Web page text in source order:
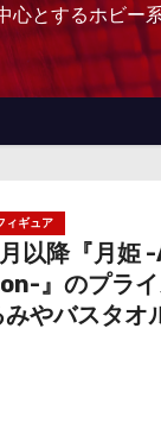
心とするホビー
ィギュア
以降『月姫
』のプラ
やバスタオ